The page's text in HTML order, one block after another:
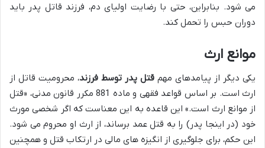
می شود. بنابراین، حتی با رضایت اولیای دم، فرزند قاتل پدر باید
دوران حبس را تحمل کند.
موانع ارث
یکی دیگر از پیامدهای مهم قتل پدر توسط فرزند، محرومیت قاتل از
ارث است. بر اساس قواعد فقهی و ماده 881 مکرر قانون مدنی، «قتل
از موانع ارث است.» این قاعده به این معناست که اگر شخصی مورث
خود (در اینجا پدر) را به قتل عمد برساند، از ارث او محروم می شود.
این حکم، برای جلوگیری از انگیزه های مالی در ارتکاب قتل و همچنین